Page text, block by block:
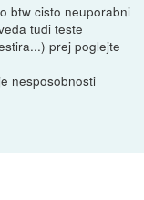
btw cisto neuporabni
tudi teste
prej poglejte
nesposobnosti